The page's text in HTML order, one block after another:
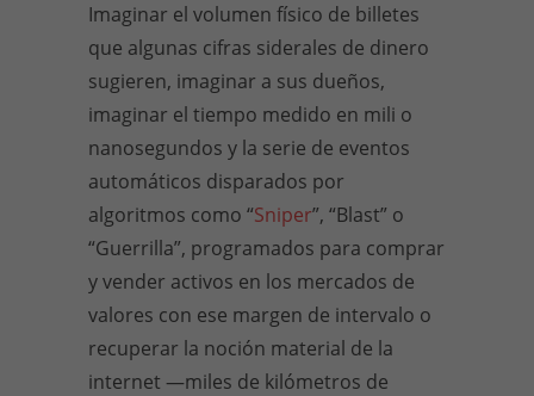
Imaginar el volumen físico de billetes
que algunas cifras siderales de dinero
sugieren, imaginar a sus dueños,
imaginar el tiempo medido en mili o
nanosegundos y la serie de eventos
automáticos disparados por
algoritmos como “Sniper”, “Blast” o
“Guerrilla”, programados para comprar
y vender activos en los mercados de
valores con ese margen de intervalo o
recuperar la noción material de la
internet —miles de kilómetros de